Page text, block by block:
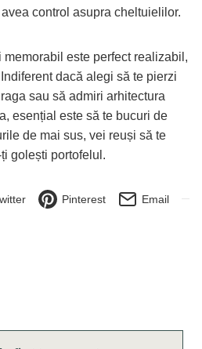
control asupra cheltuielilor.
este perfect realizabil,
dacă alegi să te pierzi
sau să admiri arhitectura
esențial este să te bucuri de
de mai sus, vei reuși să te
golești portofelul.
Pinterest Email